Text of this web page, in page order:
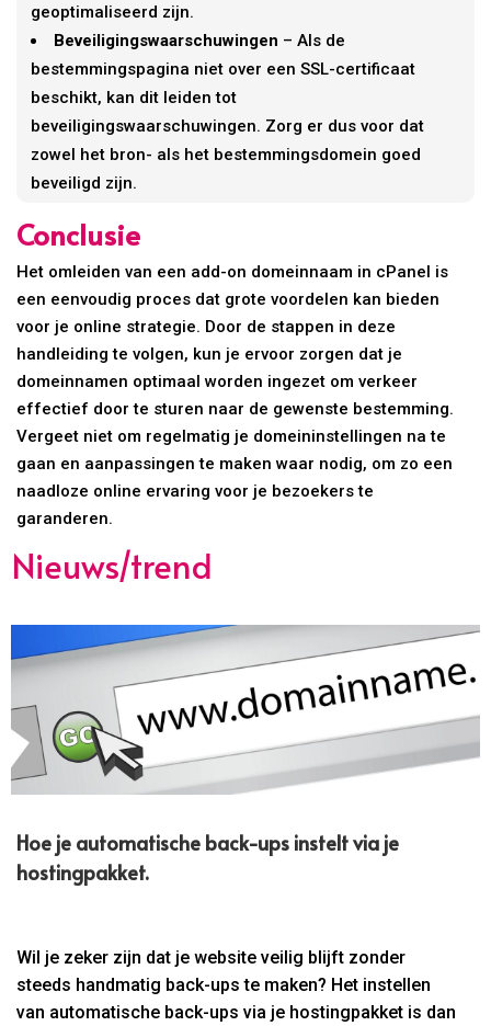
geoptimaliseerd zijn.
Beveiligingswaarschuwingen – Als de
bestemmingspagina niet over een SSL-certificaat
beschikt, kan dit leiden tot
beveiligingswaarschuwingen. Zorg er dus voor dat
zowel het bron- als het bestemmingsdomein goed
beveiligd zijn.
Conclusie
Het omleiden van een add-on domeinnaam in cPanel is
een eenvoudig proces dat grote voordelen kan bieden
voor je online strategie. Door de stappen in deze
handleiding te volgen, kun je ervoor zorgen dat je
domeinnamen optimaal worden ingezet om verkeer
effectief door te sturen naar de gewenste bestemming.
Vergeet niet om regelmatig je domeininstellingen na te
gaan en aanpassingen te maken waar nodig, om zo een
naadloze online ervaring voor je bezoekers te
garanderen.
Nieuws/trend
Hoe je automatische back-ups instelt via je
hostingpakket.​
Wil je zeker zijn dat je website veilig blijft zonder
steeds handmatig back-ups te maken? Het instellen
van automatische back-ups via je hostingpakket is dan